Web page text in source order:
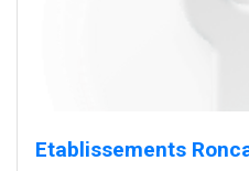
Etablissements